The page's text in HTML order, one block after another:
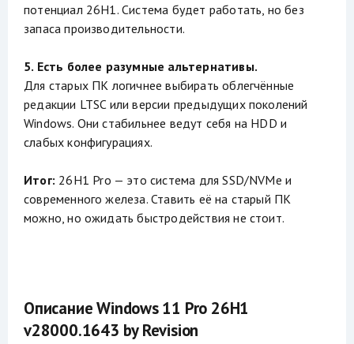
потенциал 26H1. Система будет работать, но без
запаса производительности.
5. Есть более разумные альтернативы.
Для старых ПК логичнее выбирать облегчённые
редакции LTSC или версии предыдущих поколений
Windows. Они стабильнее ведут себя на HDD и
слабых конфигурациях.
Итог: 26H1 Pro — это система для SSD/NVMe и
современного железа. Ставить её на старый ПК
можно, но ожидать быстродействия не стоит.
Описание Windows 11 Pro 26H1
v28000.1643 by Revision